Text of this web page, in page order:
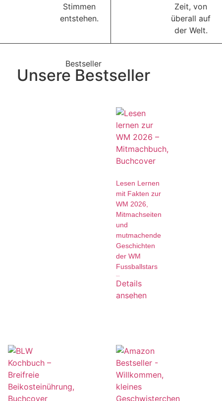
Stimmen
entstehen.
Zeit, von
überall auf
der Welt.
Bestseller
Unsere Bestseller
Lesen Lernen
mit Fakten zur
WM 2026,
Mitmachseiten
und
mutmachende
Geschichten
der WM
Fussballstars
19,99 €
Details
ansehen